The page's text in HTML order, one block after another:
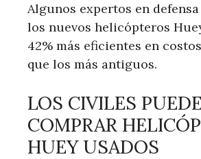
Algunos expertos en
los nuevos helicópteros
42% más eficientes en
que los más antiguos.
LOS CIVILES
COMPRAR
HUEY USADOS